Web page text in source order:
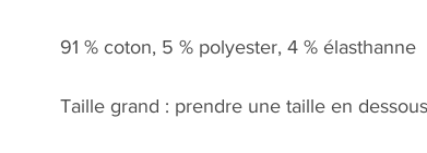
91 % coton, 5 % polyester, 4 % élasthanne
Taille grand : prendre une taille en dessous